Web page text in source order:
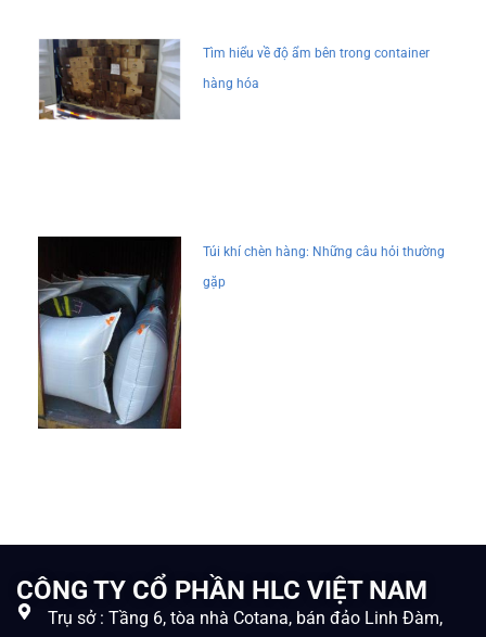
Tìm hiểu về độ ẩm bên trong container
hàng hóa
Túi khí chèn hàng: Những câu hỏi thường
gặp
CÔNG TY CỔ PHẦN HLC VIỆT NAM
Trụ sở : Tầng 6, tòa nhà Cotana, bán đảo Linh Đàm,